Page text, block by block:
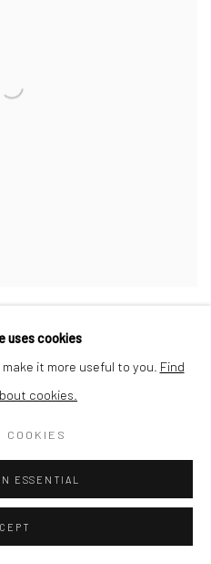
uses cookies
it more useful to you. Find
cookies.
COOKIES
ESSENTIAL